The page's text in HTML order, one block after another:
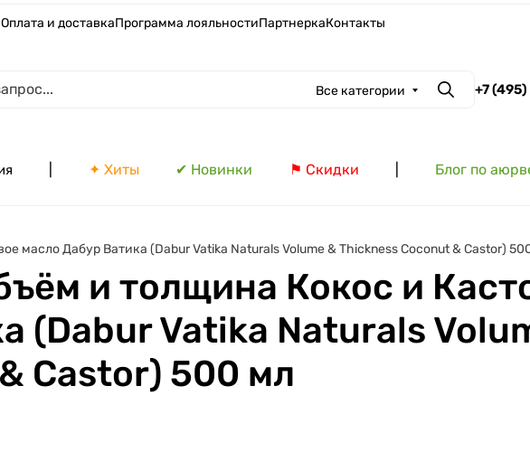
Оплата и доставкаПрограмма лояльностиПартнеркаКонтакты
Все категории Поиск
+7 (495)
✦ Хиты ✔ Новинки ⚑ Скидки Блог по
масло Дабур Ватика (Dabur Vatika Naturals Volume & Thickness Coconut & Castor)
и толщина Кокос и
(Dabur Vatika Naturals
Castor) 500 мл